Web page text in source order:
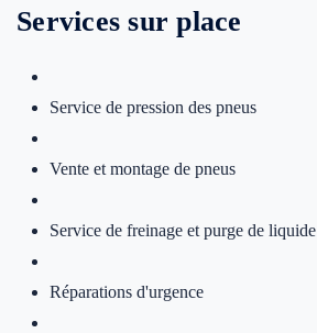
Services sur place
Service de pression des pneus
Vente et montage de pneus
Service de freinage et purge de liquide
Réparations d'urgence